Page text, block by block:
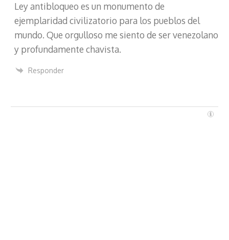
Ley antibloqueo es un monumento de
ejemplaridad civilizatorio para los pueblos del
mundo. Que orgulloso me siento de ser venezolano
y profundamente chavista.
Responder